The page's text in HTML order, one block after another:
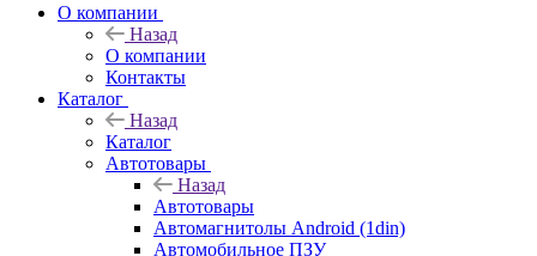
О компании
Назад
О компании
Контакты
Каталог
Назад
Каталог
Автотовары
Назад
Автотовары
Автомагнитолы Android (1din)
Автомобильное ПЗУ